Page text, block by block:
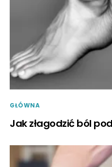
GŁÓWNA
Jak złagodzić ból